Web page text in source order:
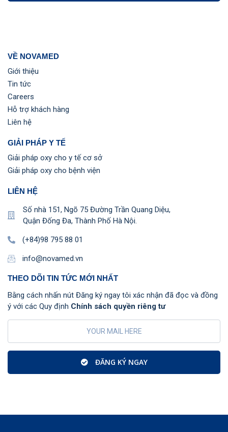
VỀ NOVAMED
Giới thiệu
Tin tức
Careers
Hỗ trợ khách hàng
Liên hệ
GIẢI PHÁP Y TẾ
Giải pháp oxy cho y tế cơ sở
Giải pháp oxy cho bệnh viện
LIÊN HỆ
Số nhà 151, Ngõ 75 Đường Trần Quang Diệu,
Quận Đống Đa, Thành Phố Hà Nội.
(+84)98 795 88 01
info@novamed.vn
THEO DÕI TIN TỨC MỚI NHẤT
Bằng cách nhấn nút Đăng ký ngay tôi xác nhận đã đọc và đồng
ý với các Quy định Chính sách quyền riêng tư
ĐĂNG KÝ NGAY